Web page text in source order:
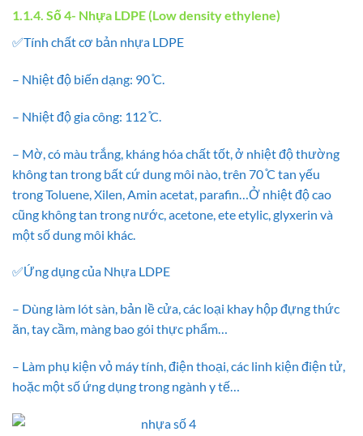
1.1.4. Số 4- Nhựa LDPE (Low density ethylene)
✅Tính chất cơ bản nhựa LDPE
– Nhiệt độ biến dạng: 90 ̊C.
– Nhiệt độ gia công: 112 ̊C.
– Mờ, có màu trắng, kháng hóa chất tốt, ở nhiệt độ thường
không tan trong bất cứ dung môi nào, trên 70 ̊C tan yếu
trong Toluene, Xilen, Amin acetat, parafin…Ở nhiệt độ cao
cũng không tan trong nước, acetone, ete etylic, glyxerin và
một số dung môi khác.
✅Ứng dụng của Nhựa LDPE
– Dùng làm lót sàn, bản lề cửa, các loại khay hộp đựng thức
ăn, tay cầm, màng bao gói thực phẩm…
– Làm phụ kiện vỏ máy tính, điện thoại, các linh kiện điện tử,
hoặc một số ứng dụng trong ngành y tế…